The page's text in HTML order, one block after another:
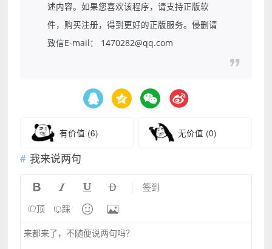
述内容。如果您喜欢该程序，请支持正版软
件，购买注册，得到更好的正版服务。侵删请
致信E-mail： 1470282@qq.com
有价值 (6) 无价值 (0)
我来说两句
    签到
顶 踩  